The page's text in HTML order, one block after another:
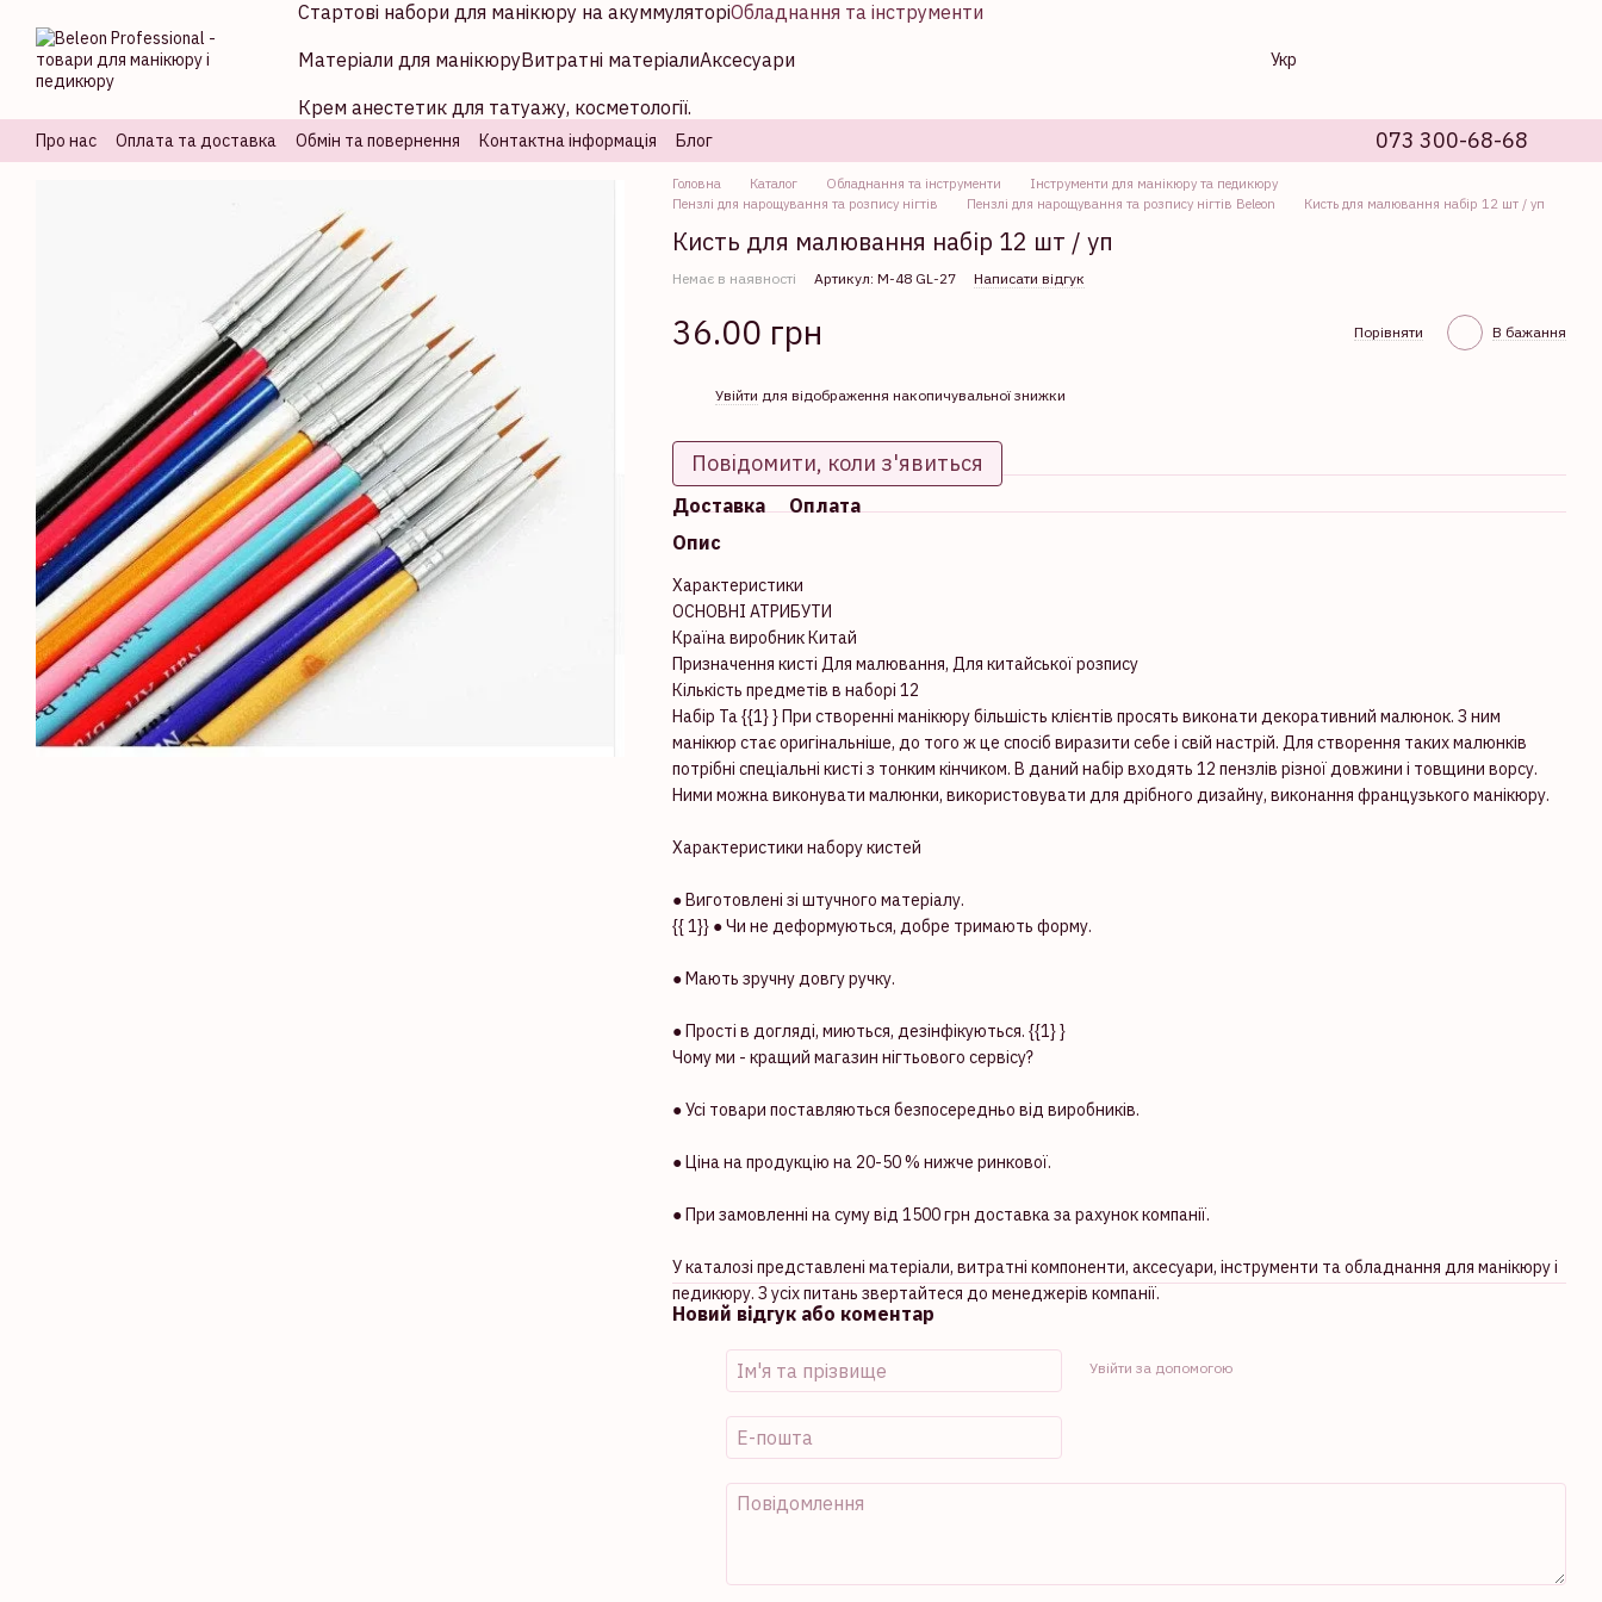
Стартові набори для манікюру на акуммуляторіОбладнання та інструменти
Матеріали для манікюруВитратні матеріалиАксесуари
Крем анестетик для татуажу, косметології.
Укр
Про нас Оплата та доставка Обмін та повернення Контактна інформація Блог 073 300-68-68
Головна Каталог Обладнання та інструменти
Інструменти для манікюру та педикюру
Пензлі для нарощування та розпису нігтів
Пензлі для нарощування та розпису нігтів Beleon Кисть для малювання набір 12 шт / уп
Кисть для малювання набір 12 шт / уп
Немає в наявності Артикул: М-48 GL-27 Написати відгук
36.00 грн Порівняти В бажання
Увійти для відображення накопичувальної знижки
Повідомити, коли з'явиться
Доставка
Оплата
Опис
Характеристики
ОСНОВНІ АТРИБУТИ
Країна виробник Китай
Призначення кисті Для малювання, Для китайської розпису
Кількість предметів в наборі 12
Набір Та {{1} } При створенні манікюру більшість клієнтів просять виконати декоративний малюнок. З ним
манікюр стає оригінальніше, до того ж це спосіб виразити себе і свій настрій. Для створення таких малюнків
потрібні спеціальні кисті з тонким кінчиком. В даний набір входять 12 пензлів різної довжини і товщини ворсу.
Ними можна виконувати малюнки, використовувати для дрібного дизайну, виконання французького манікюру.
Характеристики набору кистей
● Виготовлені зі штучного матеріалу.
{{ 1}} ● Чи не деформуються, добре тримають форму.
● Мають зручну довгу ручку.
● Прості в догляді, миються, дезінфікуються. {{1} }
Чому ми - кращий магазин нігтьового сервісу?
● Усі товари поставляються безпосередньо від виробників.
● Ціна на продукцію на 20-50 % нижче ринкової.
● При замовленні на суму від 1500 грн доставка за рахунок компанії.
У каталозі представлені матеріали, витратні компоненти, аксесуари, інструменти та обладнання для манікюру і
педикюру. З усіх питань звертайтеся до менеджерів компанії.
Новий відгук або коментар
Увійти за допомогою